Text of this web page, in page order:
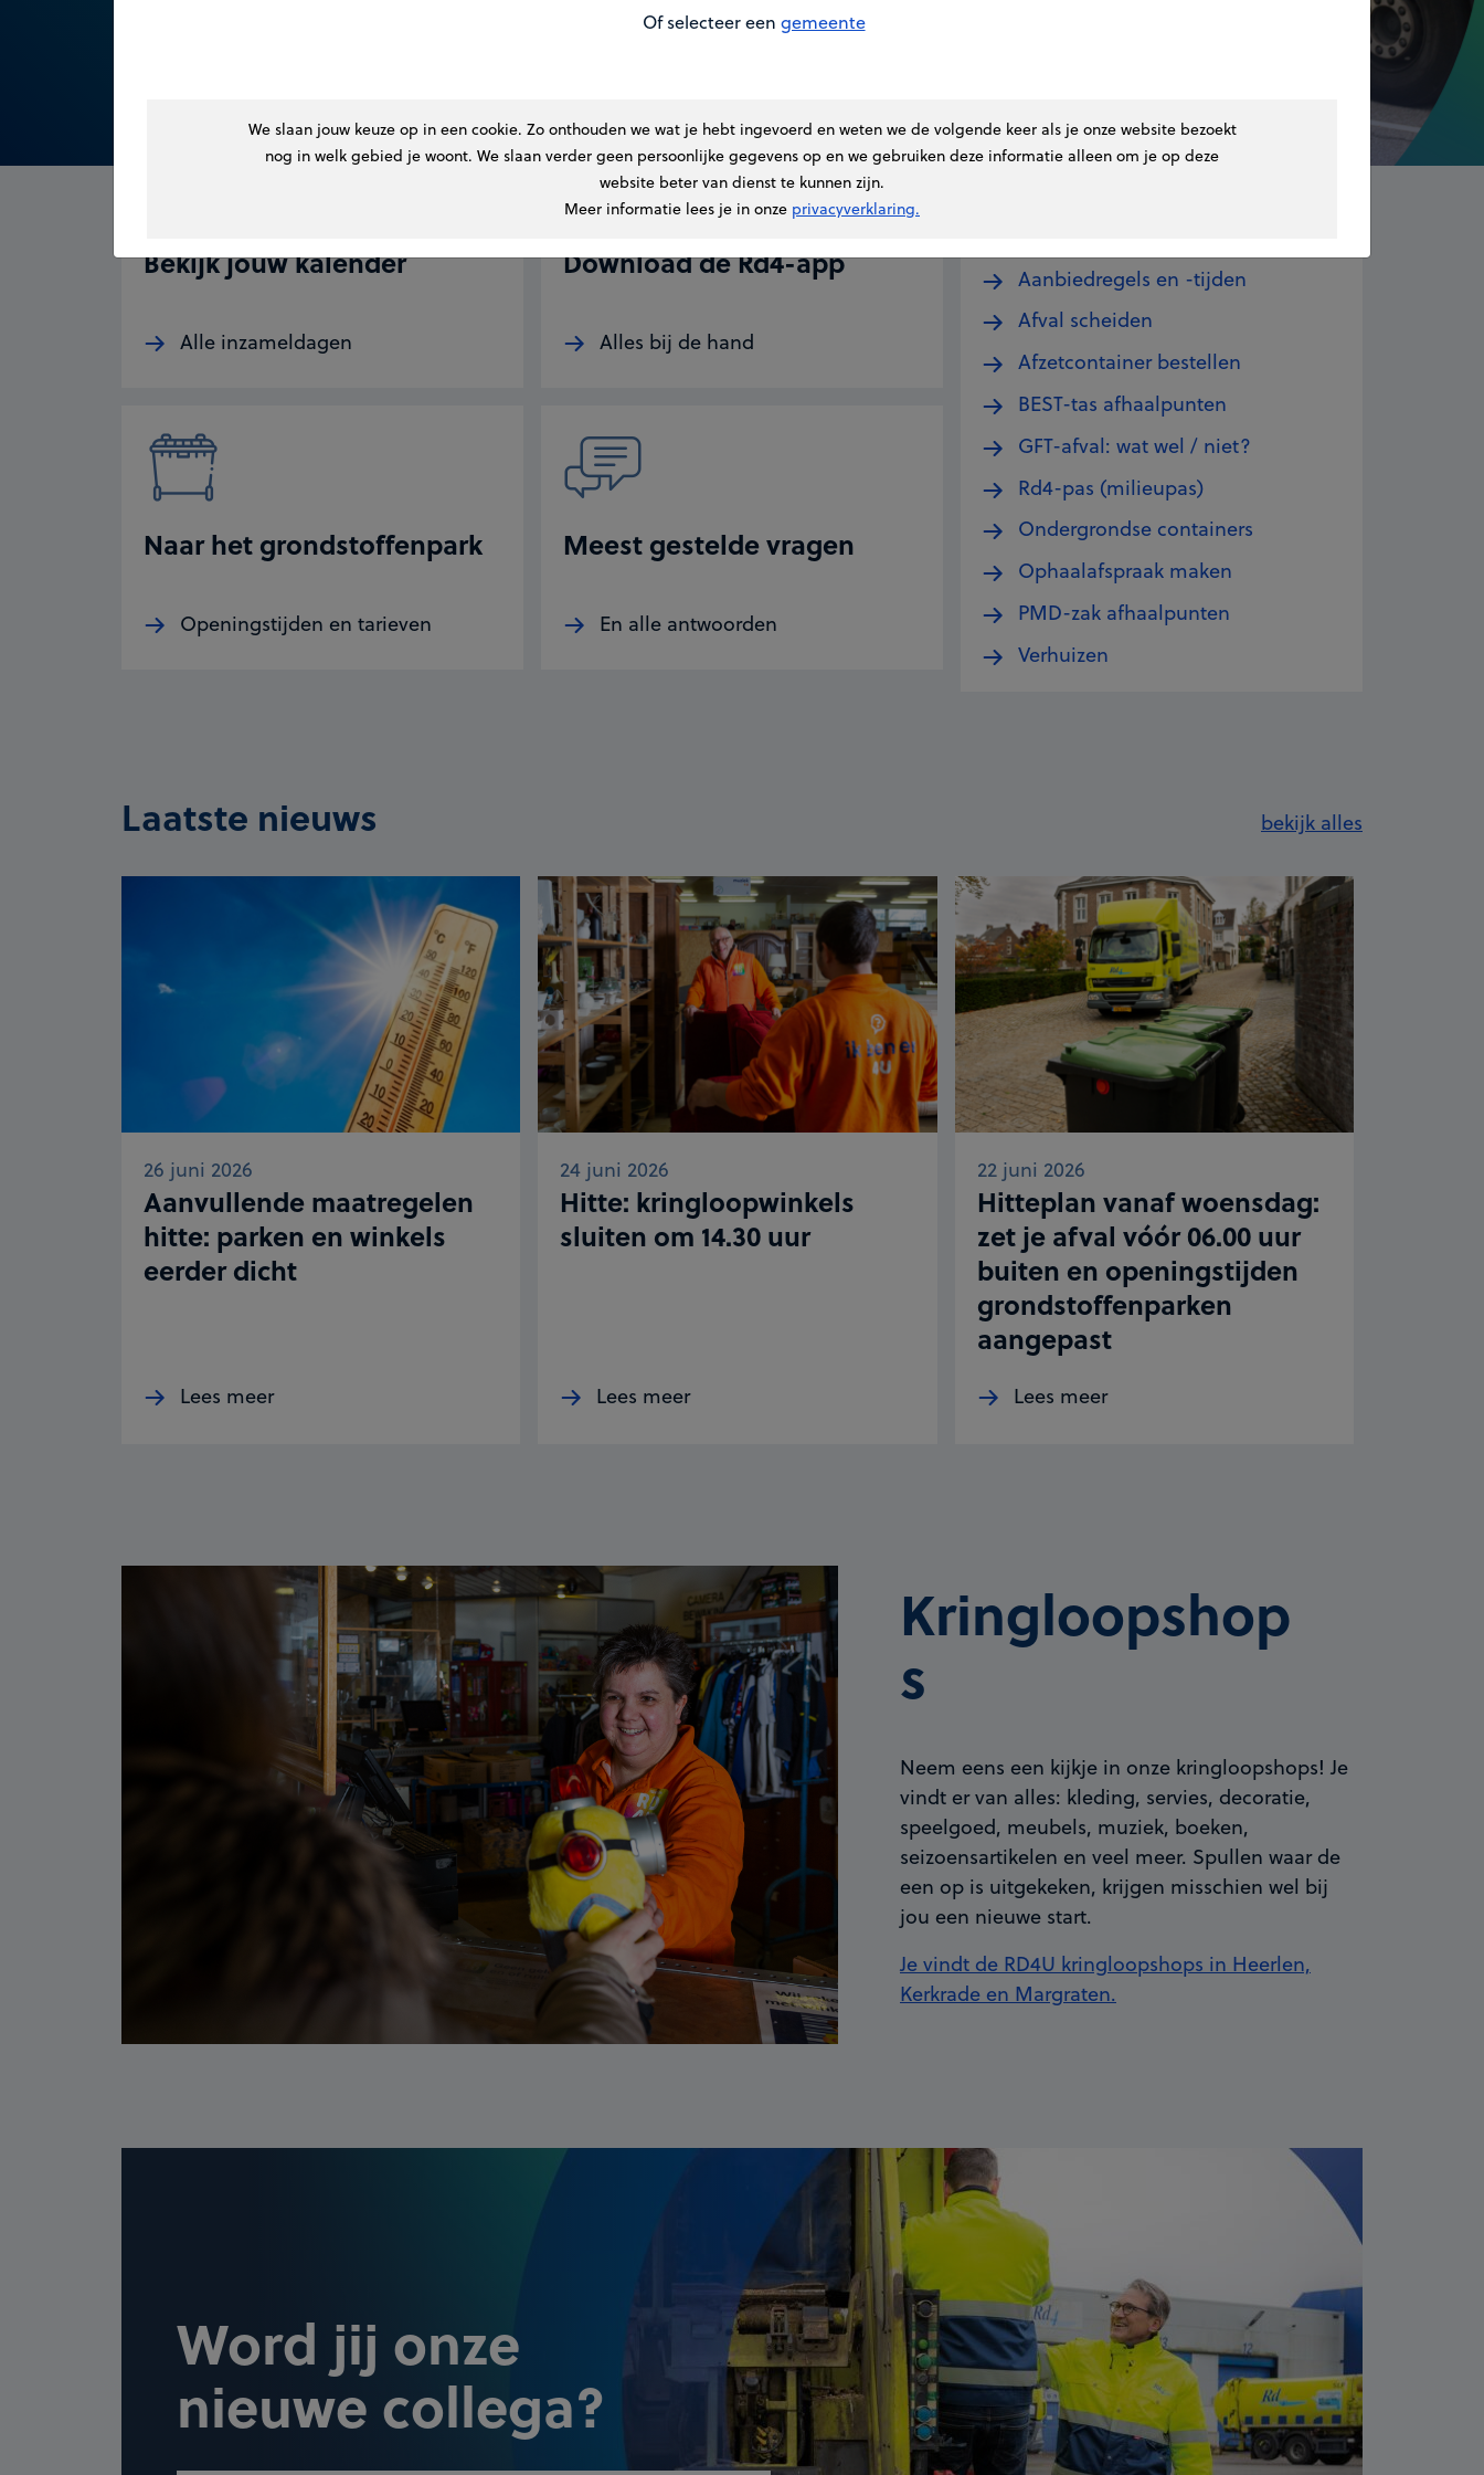
Alle inzameldagen
Bekijk jouw kalender
Alles bij de hand
Download de Rd4-app
Openingstijden en tarieven
Naar het grondstoffenpark
En alle antwoorden
Meest gestelde vragen
Snel naar
Aanbiedregels en -tijden
Afval scheiden
Afzetcontainer bestellen
BEST-tas afhaalpunten
GFT-afval: wat wel / niet?
Rd4-pas (milieupas)
Ondergrondse containers
Ophaalafspraak maken
PMD-zak afhaalpunten
Verhuizen
Laatste nieuws bekijk alles
Aanvullende maatregelen
hitte: parken en winkels
eerder dicht
26 juni 2026
Lees meer
Hitte: kringloopwinkels
sluiten om 14.30 uur
24 juni 2026
Lees meer
Hitteplan vanaf woensdag:
zet je afval vóór 06.00 uur
buiten en openingstijden
grondstoffenparken
aangepast
22 juni 2026
Lees meer
Kringloopshop
s
Neem eens een kijkje in onze kringloopshops! Je
vindt er van alles: kleding, servies, decoratie,
speelgoed, meubels, muziek, boeken,
seizoensartikelen en veel meer. Spullen waar de
een op is uitgekeken, krijgen misschien wel bij
jou een nieuwe start.
Je vindt de RD4U kringloopshops in Heerlen,
Kerkrade en Margraten.
Word jij onze
nieuwe collega?
Of selecteer een gemeente
We slaan jouw keuze op in een cookie. Zo onthouden we wat je hebt ingevoerd en weten we de volgende keer als je onze website bezoekt
nog in welk gebied je woont. We slaan verder geen persoonlijke gegevens op en we gebruiken deze informatie alleen om je op deze
website beter van dienst te kunnen zijn.
Meer informatie lees je in onze privacyverklaring.